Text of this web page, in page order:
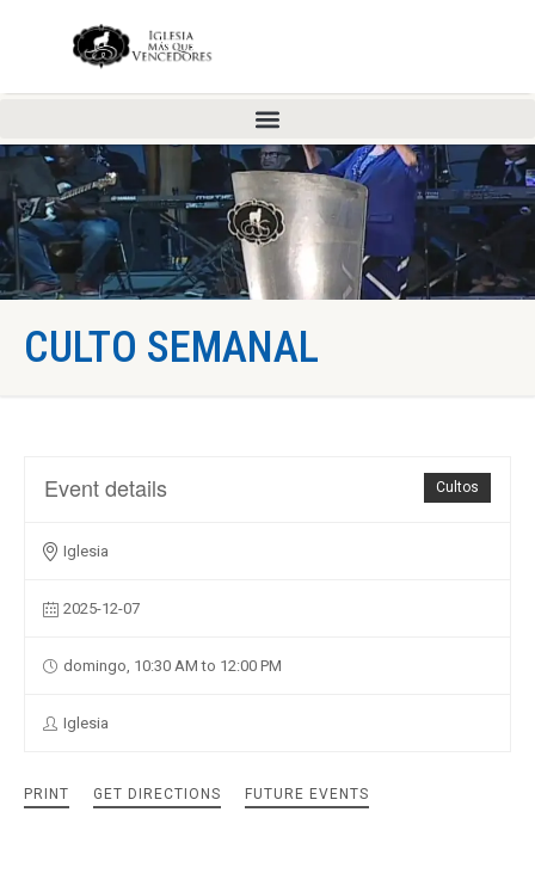
CULTO SEMANAL
Cultos
Event details
Iglesia
2025-12-07
domingo, 10:30 AM to 12:00 PM
Iglesia
PRINT GET DIRECTIONS FUTURE EVENTS